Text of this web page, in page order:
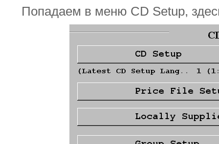
Попадаем в меню CD Setup,